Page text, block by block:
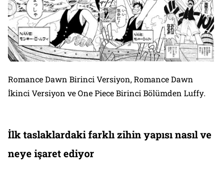
Romance Dawn Birinci Versiyon, Romance Dawn
İkinci Versiyon ve One Piece Birinci Bölümden Luffy.
İlk taslaklardaki farklı zihin yapısı nasıl ve
neye işaret ediyor